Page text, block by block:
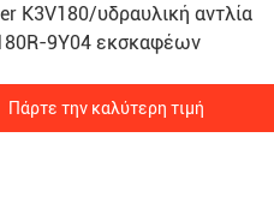
K3V180/υδραυλική αντλία
9Y04 εκσκαφέων
Πάρτε την καλύτερη τιμή